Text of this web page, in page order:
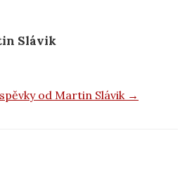
Slávik
od Martin Slávik →